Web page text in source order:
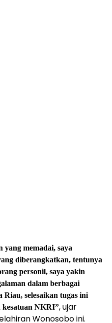
memadai, saya
diberangkatkan, tentunya
personil, saya yakin
dalam berbagai
Riau, selesaikan tugas ini
kesatuan NKRI”, ujar
Wonosobo ini.